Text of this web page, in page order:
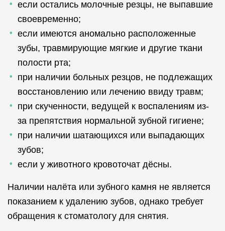
если остались молочные резцы, не выпавшие
своевременно;
если имеются аномально расположенные
зубы, травмирующие мягкие и другие ткани
полости рта;
при наличии больных резцов, не подлежащих
восстановлению или лечению ввиду травм;
при скученности, ведущей к воспалениям из-
за препятствия нормальной зубной гигиене;
при наличии шатающихся или выпадающих
зубов;
если у животного кровоточат дёсны.
Наличии налёта или зубного камня не является
показанием к удалению зубов, однако требует
обращения к стоматологу для снятия.